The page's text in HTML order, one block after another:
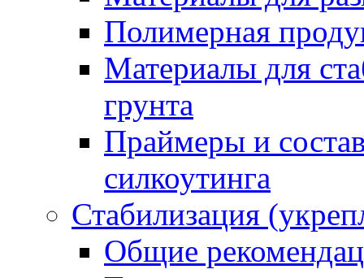
Полимерная
Материалы для
грунта
Праймеры и
силкоутинга
Стабилизация
Общие